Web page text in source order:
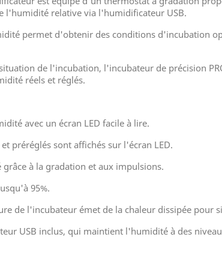
l'humidité relative via l'humidificateur USB.
permet d'obtenir des conditions d'incubation
de l'incubation, l'incubateur de précision
réels et réglés.
avec un écran LED facile à lire.
préréglés sont affichés sur l'écran LED.
à la gradation et aux impulsions.
95%.
de l'incubateur émet de la chaleur dissipée pour
USB inclus, qui maintient l'humidité à des